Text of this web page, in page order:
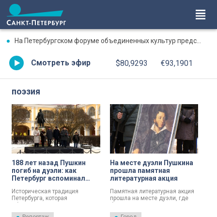
На Петербургском форуме объединенных культур представят театральную концепцию до 2035 года
Смотреть эфир $80,9293 €93,1901
поэзия
188 лет назад Пушкин
погиб на дуэли: как
Петербург вспоминал
Историческая традиция
Петербурга, которая
даже во время блокады.
На месте дуэли Пушкина
прошла памятная
литературная акция
Памятная литературная акция
прошла на месте дуэли, где
поклонники его творчества